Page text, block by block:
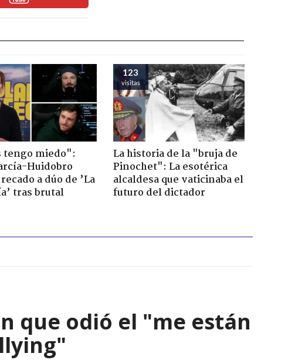
tengo miedo":
Huidobro
a dúo de ’La
tras brutal
123
visitas
La historia de la "bruja de
Pinochet": La esotérica
alcaldesa que vaticinaba el
futuro del dictador
que odió el "me están